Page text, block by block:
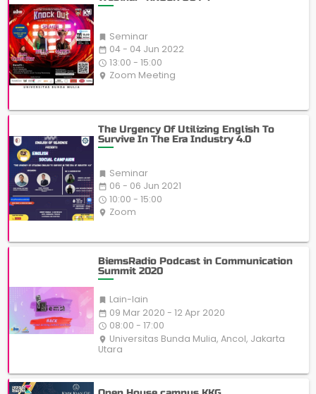
 Seminar
date_range 04 - 04 Jun 2022
access_time 13:00 - 15:00
place Zoom Meeting
The Urgency Of Utilizing English To
Survive In The Era Industry 4.0
 Seminar
date_range 06 - 06 Jun 2021
access_time 10:00 - 15:00
place Zoom
BiemsRadio Podcast in Communication
Summit 2020
 Lain-lain
date_range 09 Mar 2020 - 12 Apr 2020
access_time 08:00 - 17:00
place Universitas Bunda Mulia, Ancol, Jakarta
Utara